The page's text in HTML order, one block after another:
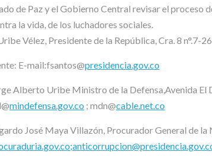
de Paz y el Gobierno Central revisar el
la vida, de los luchadores sociales.
Vélez, Presidente de la República, Cra. 8 n°.7-
E-mail:fsantos@presidencia.gov.co
Alberto Uribe Ministro de la Defensa,Avenida El
mindefensa.gov.co ; mdn@cable.net.co
José Maya Villazón, Procurador General de